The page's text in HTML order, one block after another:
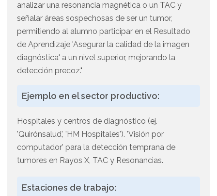
analizar una resonancia magnética o un TAC y
señalar áreas sospechosas de ser un tumor,
permitiendo al alumno participar en el Resultado
de Aprendizaje 'Asegurar la calidad de la imagen
diagnóstica' a un nivel superior, mejorando la
detección precoz."
Ejemplo en el sector productivo:
Hospitales y centros de diagnóstico (ej.
'Quirónsalud', 'HM Hospitales'). 'Visión por
computador' para la detección temprana de
tumores en Rayos X, TAC y Resonancias.
Estaciones de trabajo: